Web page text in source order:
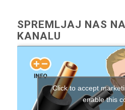
SPREMLJAJ NAS
KANALU
Click to accept
enable this